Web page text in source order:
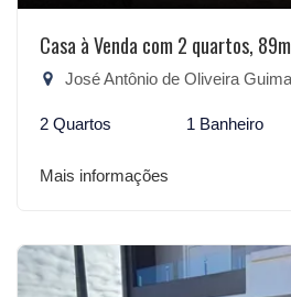
Casa à Venda com 2 quartos,
José Antônio de Oliveira Guimarães, 203 -
2 Quartos 1 Banheiro
Mais informações